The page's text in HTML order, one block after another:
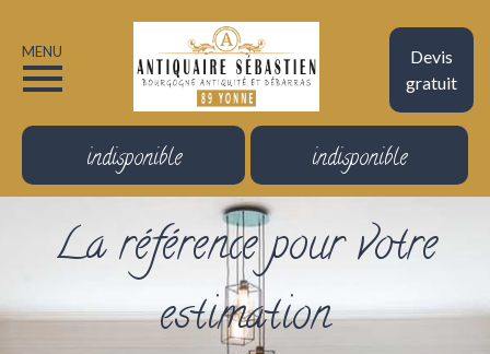
Devis
gratuit
MENU
indisponible indisponible
La référence pour votre
estimation